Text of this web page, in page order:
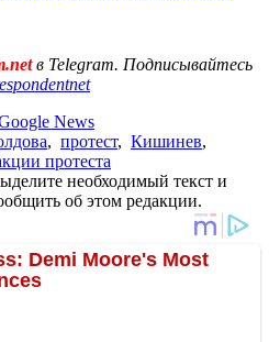
в Telegram. Подписывайтесь
News
, протест, Кишинев,
протеста
необходимый текст и
об этом редакции.